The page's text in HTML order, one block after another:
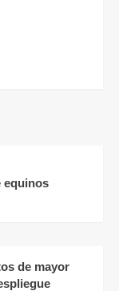
equinos
de mayor